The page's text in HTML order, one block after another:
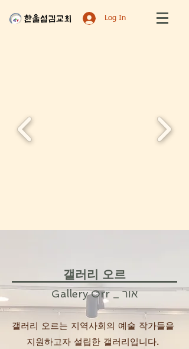
Log In
갤러리 오르
Gallery Orr _ אור
갤러리 오르는 지역사회의 예술 작가들을
지원하고자 설립한 갤러리입니다.